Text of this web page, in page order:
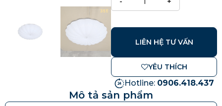
LIÊN HỆ TƯ VẤN
YÊU THÍCH
Hotline: 0906.418.437
Mô tả sản phẩm